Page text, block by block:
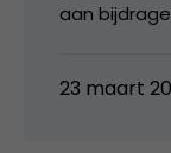
aan
23 maart